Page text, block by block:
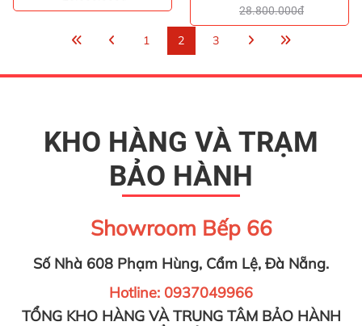
28.800.000đ
1 2 3
KHO HÀNG VÀ TRẠM
BẢO HÀNH
Showroom Bếp 66
Số Nhà 608 Phạm Hùng, Cẩm Lệ, Đà Nẵng.
Hotline: 0937049966
TỔNG KHO HÀNG VÀ TRUNG TÂM BẢO HÀNH